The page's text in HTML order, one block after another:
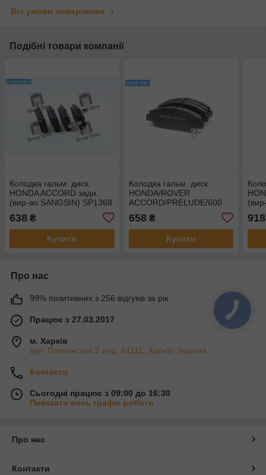
Всі умови повернення
Подібні товари компанії
Колодка гальм. диск.
HONDA ACCORD задн.
(вир-во SANGSIN) SP1368
638 ₴
Купити
Колодка гальм. диск.
HONDA/ROVER
ACCORD/PRELUDE/600
36780
658₴
Купити
918
Про нас
99% позитивних з 256 відгуків за рік
Працює з 27.03.2017
м. Харків
вул. Познанська 2 инд. 61111, Харків, Україна
Контакти
Сьогодні працює з 09:00 до 16:30
Показати весь графік роботи
Про нас
Контакти